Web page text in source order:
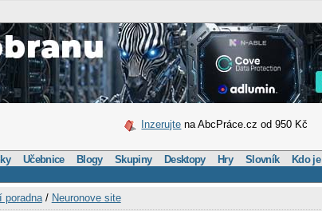
Inzerujte na AbcPráce.cz od 950 Kč
Učebnice Blogy Skupiny Desktopy Hry Slovník Kdo je
poradna/ Neuronove site